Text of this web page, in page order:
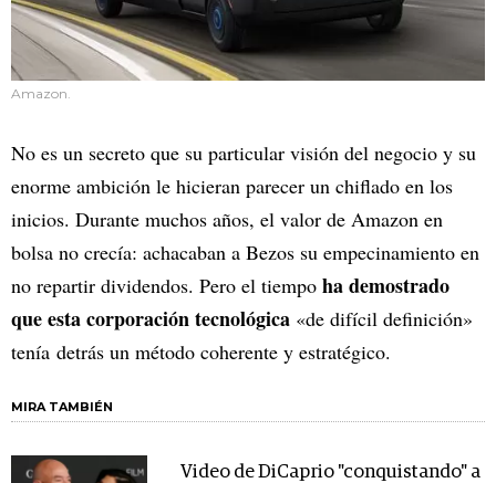
Amazon.
No es un secreto que su particular visión del negocio y su
enorme ambición le hicieran parecer un chiflado en los
inicios. Durante muchos años, el valor de Amazon en
bolsa no crecía: achacaban a Bezos su empecinamiento en
no repartir dividendos. Pero el tiempo ha demostrado
que esta corporación tecnológica «de difícil definición»
tenía detrás un método coherente y estratégico.
MIRA TAMBIÉN
Video de DiCaprio "conquistando" a